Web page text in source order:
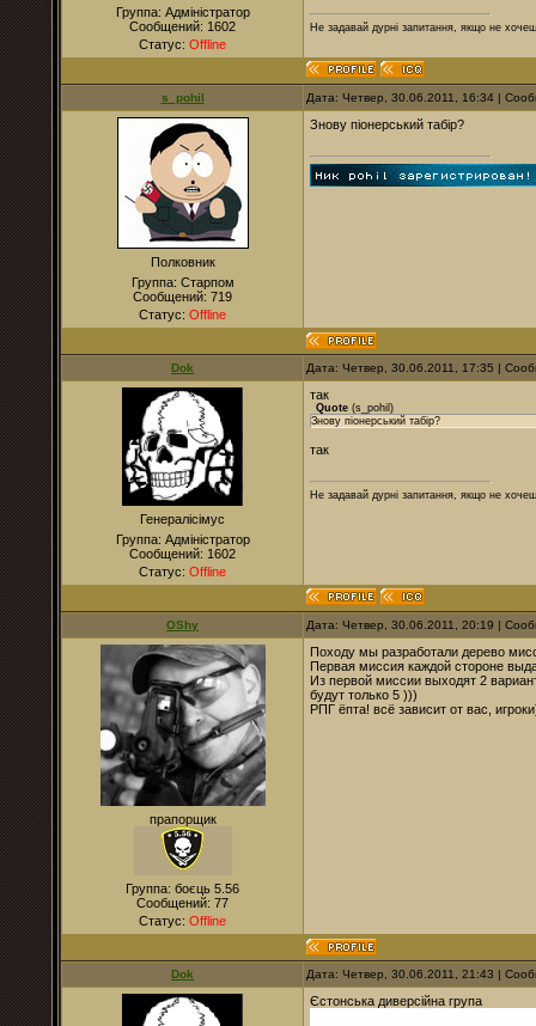
Группа: Адміністратор
Сообщений: 1602
Статус: Offline
Не задавай дурні запитання, якщо не
s_pohil Дата: Четвер, 30.06.2011, 16:34 |
Полковник
Группа: Старпом
Сообщений: 719
Статус: Offline
Знову піонерський табір?
Dok Дата: Четвер, 30.06.2011, 17:35 |
Генералісімус
Группа: Адміністратор
Сообщений: 1602
Статус: Offline
так
Quote (s_pohil )
Знову піонерський табір?
так
Не задавай дурні запитання, якщо не
OShy Дата: Четвер, 30.06.2011, 20:19 |
прапорщик
Группа: боєць 5.56
Сообщений: 77
Статус: Offline
Походу мы разработали дерево
Первая миссия каждой стороне
Из первой миссии выходят 2
будут только 5 )))
РПГ ёпта! всё зависит от вас,
Dok Дата: Четвер, 30.06.2011, 21:43 |
Єстонська диверсійна група